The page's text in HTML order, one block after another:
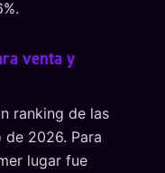
venta y
ranking de las
de 2026. Para
lugar fue